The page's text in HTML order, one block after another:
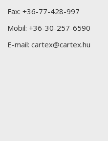
Fax: +36-77-428-997
Mobil: +36-30-257-6590
E-mail: cartex@cartex.hu